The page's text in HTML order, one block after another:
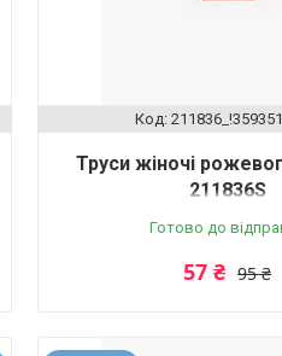
Труси жіночі
211836S
Готово до
95 ₴
57 ₴